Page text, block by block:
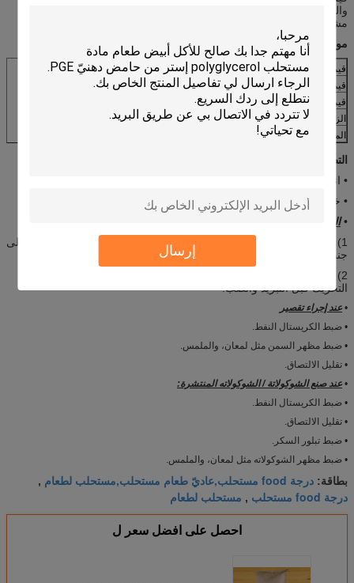
إرسال
والسوربيتول.
مشمولة من قبل الاتحاد الأوروبي المشار إليه رقم E492.
مواصفات سوربيتان تريستيريت
قيمة الحمض (ملغ كوه / g)
≤15.0
قيمة الصابون (ملغ كوه / ز)
176-188
قيمة الهيدروكسيل (ملغ كوه / ز)
الزرنيخ (كما، مغ / كغ)
≤3
المعادن الثقيلة (كما الرصاص، ملغ / كلغ)
التطبيقات:
• انها تستخدم في تقصير، الشوكولاته، انتشار، وهلم جرا.
• خاصة بالنسبة للدهون والزيوت التي نقطة انصهار هو 32 ℃ -34 ℃.
•الجرعة
1) تقصير: 0.1٪ -0.3٪ من وزن الدهون والزيوت في 53 ℃ -63 ℃، جنبا إلى
جنب مع مستحلب الأخرى.
التحريك قبل التبريد والصب.
• عند إجراء تقصير
• ضبط الكريستال النفط.
• ضبط مظهر السمن مثل لمعان، والملمس.
• تقليل الالتصاق.
• عند صنع الشوكولاتة / الشوكولاته المنتشرة:
• ضبط الكريستال النفط.
• تقليل الالتصاق.
• ضبط تبلور السكر.
• ضبط مظهر الشوكولاته مثل لمعان، والملمس.
بطاقة: درجة food مستحلب,عاديّ طعام مستحلب,مستحلب لطعام ,
درجة food مستحلب , مستحلب لطعام
احصل على افضل سعر ل